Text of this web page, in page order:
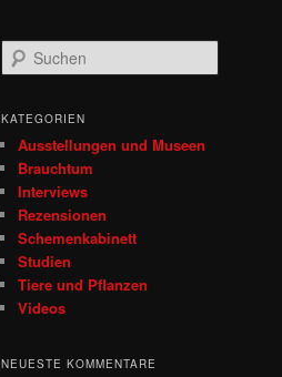
u
h
KATEGORIEN
Ausstellungen und Museen
Brauchtum
Interviews
Rezensionen
Schemenkabinett
Studien
Tiere und Pflanzen
Videos
NEUESTE KOMMENTARE